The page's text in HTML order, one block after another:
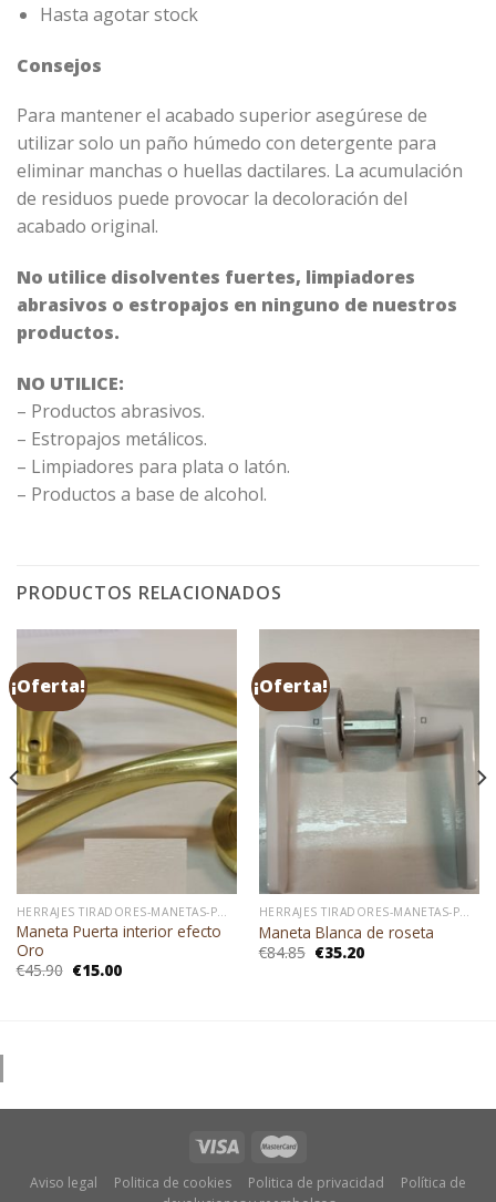
Hasta agotar stock
Consejos
Para mantener el acabado superior asegúrese de
utilizar solo un paño húmedo con detergente para
eliminar manchas o huellas dactilares. La acumulación
de residuos puede provocar la decoloración del
acabado original.
No utilice disolventes fuertes, limpiadores
abrasivos o estropajos en ninguno de nuestros
productos.
NO UTILICE:
– Productos abrasivos.
– Estropajos metálicos.
– Limpiadores para plata o latón.
– Productos a base de alcohol.
PRODUCTOS RELACIONADOS
¡Oferta!
HERRAJES TIRADORES-MANETAS-POMOS-ACCESORIOS EN GENERAL
Maneta Puerta interior efecto
Oro
€45.90 El
€15.00El
¡Oferta!
HERRAJES TIRADORES-MANETAS-POMOS-ACCESORIOS EN GENERAL
Maneta Blanca de roseta
€84.85 El
precio
€35.20El
precio
Aviso legal Politica de cookies Politica de privacidad
Política de